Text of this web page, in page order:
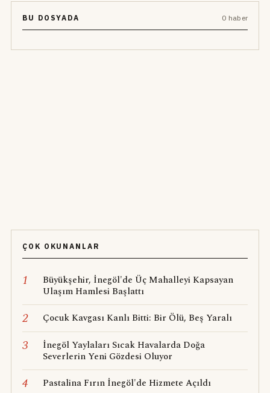
BU DOSYADA 0 haber
ÇOK OKUNANLAR
1
Büyükşehir, İnegöl'de Üç Mahalleyi Kapsayan
Ulaşım Hamlesi Başlattı
2 Çocuk Kavgası Kanlı Bitti: Bir Ölü, Beş Yaralı
3
İnegöl Yaylaları Sıcak Havalarda Doğa
Severlerin Yeni Gözdesi Oluyor
4 Pastalina Fırın İnegöl'de Hizmete Açıldı